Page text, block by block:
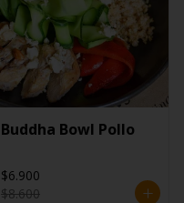
Buddha Bowl Pollo
$6.900
$8.600